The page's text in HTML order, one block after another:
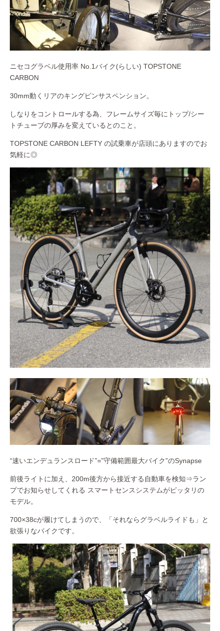
ニセコグラベル使用率 No.1バイク(らしい) TOPSTONE
CARBON
30mm動くリアのキングピンサスペンション。
しなりをコントロールする為、フレームサイズ毎にトップ/シー
トチューブの厚みを変えているとのこと。
TOPSTONE CARBON LEFTY の試乗車が店頭にありますのでお
気軽に◎
“速いエンデュランスロード”=”守備範囲最大バイク”のSynapse
前後ライトに加え、200m後方から接近する自動車を検知⇒ラン
プでお知らせしてくれる スマートセンスシステムがピッタリの
モデル。
700×38cが履けてしまうので、「それならグラベルライドも」と
欲張りなバイクです。